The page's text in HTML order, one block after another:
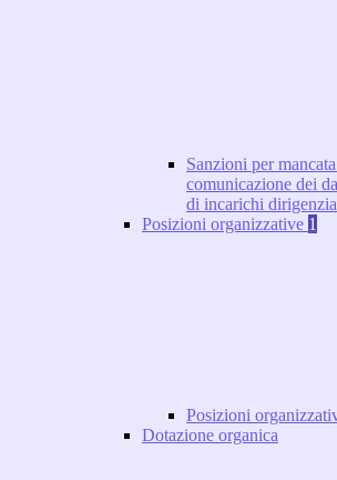
Sanzioni per
comunicazione dei
di incarichi
Posizioni organizzative 1
Posizioni
Dotazione organica